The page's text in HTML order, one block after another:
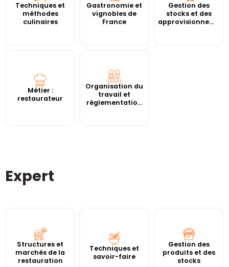
Techniques et
méthodes
culinaires
Gastronomie et
vignobles de
France
Gestion des
stocks et des
approvisionnem...
Métier :
restaurateur
Organisation du
travail et
réglementatio...
Expert
Structures et
marchés de la
restauration
Techniques et
savoir-faire
Gestion des
produits et des
stocks